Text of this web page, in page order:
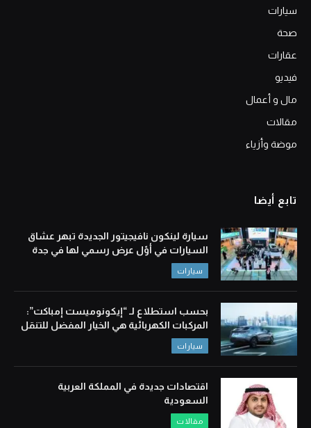
سيارات
صحة
عقارات
فيديو
مال و أعمال
مقالات
موضة وأزياء
تابع أيضا
سيارة لينكون نافيجيتور الجديدة تبهر عشاق
السيارات في أوّل عرض رسمي لها في جدة
سيارات
بحسب استطلاع لـ “إيكونوميست إمباكت”:
المركبات الكهربائية هي الخيار المفضل للتنقل
سيارات
اقتصادات جديدة في المملكة العربية
السعودية
مقالات